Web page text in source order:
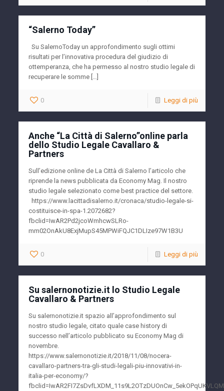
“Salerno Today”
Su SalernoToday un approfondimento sugli ottimi
risultati per l’innovativa procedura del giudizio di
ottemperanza, che ha permesso al nostro studio legale di
recuperare le somme […]
0 Leggi di più
Anche “La Città di Salerno”online parla
dello Studio Legale Cavallaro &
Partners
Sull’edizione online de La Città di Salerno l’articolo che
riprende la news pubblicata da Economy Mag. Il nostro
studio legale selezionato come best practice del settore.
https://www.lacittadisalerno.it/cronaca/studio-legale-si-
costituisce-in-spa-1.2072682?
fbclid=IwAR2Pd2jcoWmhcwSLRo-
mm02OnAkU8ExjMupS45MPWiFQJC1DLIze97W1B3U
0 Leggi di più
Su salernonotizie.it lo Studio Legale
Cavallaro & Partners
Su salernonotizie.it spazio all’approfondimento sul
nostro studio legale, citato quale case history di
successo nell’articolo pubblicato su Economy Mag di
novembre.
https://www.salernonotizie.it/2018/11/08/nocera-
cavallaro-partners-tra-gli-studi-legali-piu-innovativi-in-
italia-per-economy/?